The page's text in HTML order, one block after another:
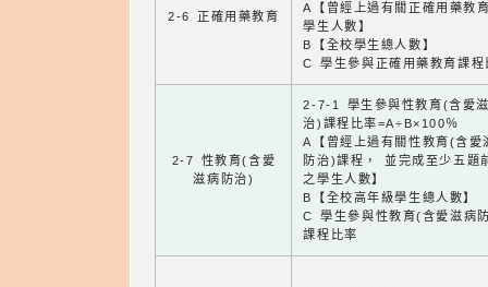
2-6 正確用藥教育
A【曾經上過有關正確用藥教
學生人數】
B【全校學生總人數】
C 學生參與正確用藥教育課程
2-7 性教育(含愛
滋病防治)
2-7-1 學生參與性教育(含愛
治)課程比率=A÷B×100％
A【曾經上過有關性教育(含愛
防治)課程， 並完成至少五題
之學生人數】
B【全校高年級學生總人數】
C 學生參與性教育(含愛滋病
課程比率